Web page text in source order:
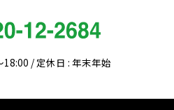
18:00 / 定休日 : 年末年始